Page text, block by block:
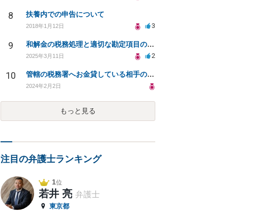
8 扶養内での申告について
2018年1月12日 3
9 和解金の税務処理と適切な勘定項目の選び方について
2025年3月11日 2
10 管轄の税務署へお金貸している相手の状況を確認する方法について相談したい
2024年2月2日
もっと見る
注目の弁護士ランキング
1位
若井 亮 弁護士
東京都